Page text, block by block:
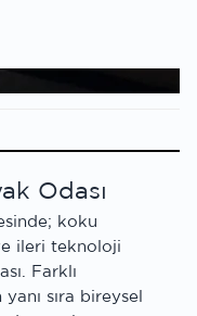
Odası
koku
ileri teknoloji
Farklı
sıra bireysel